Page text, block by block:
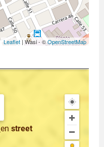
Leaflet | Wasi - ©OpenStreetMap
en street